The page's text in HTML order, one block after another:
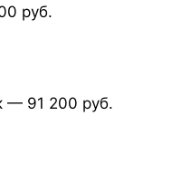
руб.
— 91 200 руб.